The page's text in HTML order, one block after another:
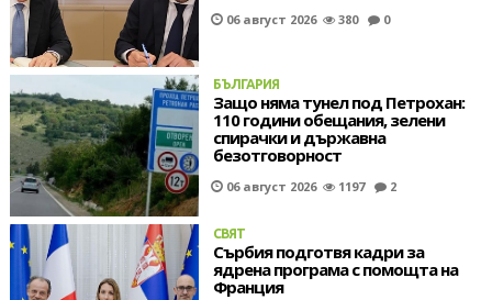
06 август 2026 380 0
БЪЛГАРИЯ
Защо няма тунел под Петрохан:
110 години обещания, зелени
спирачки и държавна
безотговорност
06 август 2026 1197 2
СВЯТ
Сърбия подготвя кадри за
ядрена програма с помощта на
Франция